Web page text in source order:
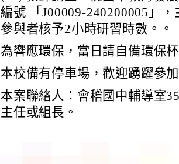
編號 「J00009-240200005」
參與者核予2小時研習時數。。
為響應環保，當日請自備環保
本校備有停車場，歡迎踴躍參
本案聯絡人：會稽國中輔導室
主任或組長。